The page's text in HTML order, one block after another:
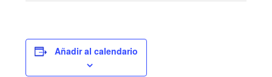
Añadir al calendario